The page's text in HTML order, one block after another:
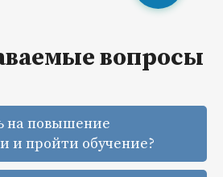
вопросы
на повышение
и пройти обучение?